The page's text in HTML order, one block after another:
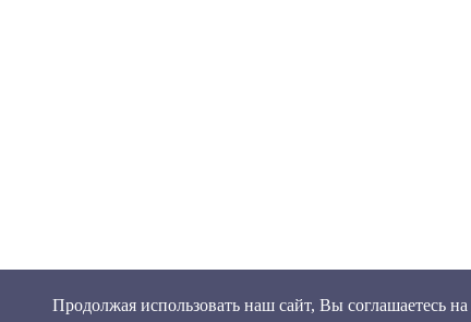
Продолжая использовать наш сайт, Вы соглашаетесь на